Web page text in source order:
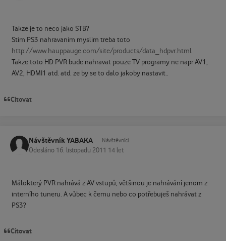
Takze je to neco jako STB?
Stim PS3 nahravanim myslim treba toto
http://www.hauppauge.com/site/products/data_hdpvr.html
Takze toto HD PVR bude nahravat pouze TV programy ne napr AV1,
AV2, HDMI1 atd. atd. ze by se to dalo jakoby nastavit..
Citovat
Návštěvník YABAKA Návštěvníci
Odesláno 16. listopadu 2011 14 let
Málokterý PVR nahrává z AV vstupů, většinou je nahrávání jenom z
interního tuneru. A vůbec k čemu nebo co potřebuješ nahrávat z
PS3?
Citovat